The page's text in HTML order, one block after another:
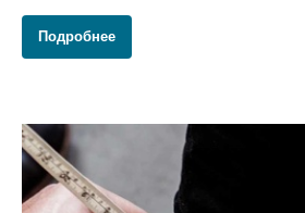
Подробнее